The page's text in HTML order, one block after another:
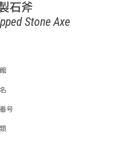
石斧
Stone Axe
号